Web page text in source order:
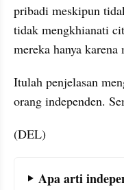
pribadi meskipun
tidak mengkhianati
mereka hanya
Itulah penjelasan
orang independen.
(DEL)
Apa arti